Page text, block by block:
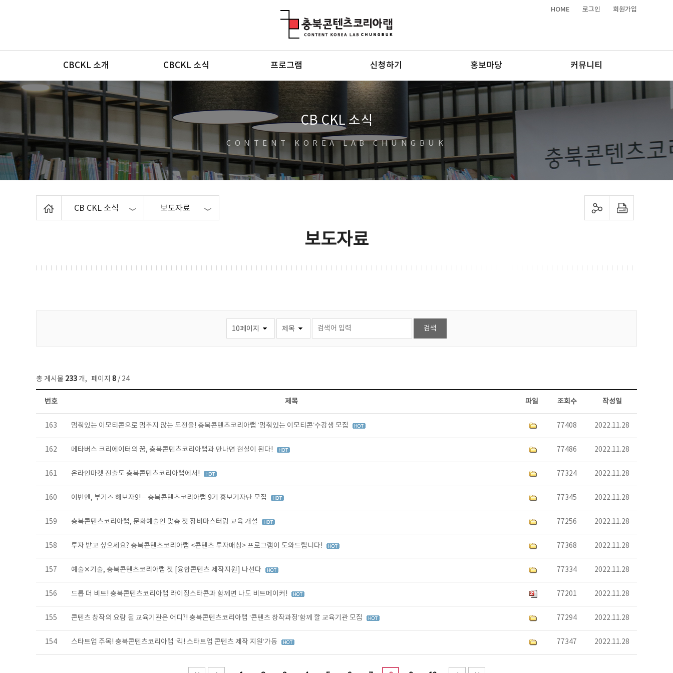
HOME 로그인 회원가입
메뉴
CBCKL 소개 CBCKL 소식 프로그램 신청하기 홍보마당 커뮤니티
CB CKL 소식
CONTENT KOREA LAB CHUNGBUK
CB CKL 소식 보도자료 sns 공유하기 프린트하기
보도자료
총 게시물 233 개, 페이지 8 / 24
보도자료 목록 - 번호, 제목, 작성자, 파일, 조회수, 작성일 정보 제공
번호 제목 파일 조회수 작성일
163 멈춰있는 이모티콘으로 멈추지 않는 도전을! 충북콘텐츠코리아랩 ‘멈춰있는 이모티콘’수강생 모집 77408 2022.11.28
162 메타버스 크리에이터의 꿈, 충북콘텐츠코리아랩과 만나면 현실이 된다! 77486 2022.11.28
161 온라인마켓 진출도 충북콘텐츠코리아랩에서! 77324 2022.11.28
160 이번엔, 부기즈 해보자9! – 충북콘텐츠코리아랩 9기 홍보기자단 모집 77345 2022.11.28
159 충북콘텐츠코리아랩, 문화예술인 맞춤 첫 장비마스터링 교육 개설 77256 2022.11.28
158 투자 받고 싶으세요? 충북콘텐츠코리아랩 <콘텐츠 투자매칭> 프로그램이 도와드립니다! 77368 2022.11.28
157 예술✕기술, 충북콘텐츠코리아랩 첫 [융합콘텐츠 제작지원] 나선다 77334 2022.11.28
156 드롭 더 비트! 충북콘텐츠코리아랩 라이징스타콘과 함께면 나도 비트메이커! 77201 2022.11.28
155 콘텐츠 창작의 요람 될 교육기관은 어디?! 충북콘텐츠코리아랩 ‘콘텐츠 창작과정’함께 할 교육기관 모집 77294 2022.11.28
154 스타트업 주목! 충북콘텐츠코리아랩 ‘킥! 스타트업 콘텐츠 제작 지원’가동 77347 2022.11.28